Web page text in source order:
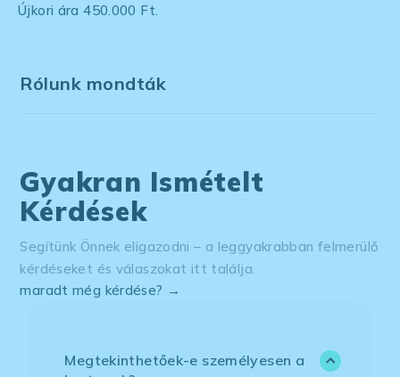
Újkori ára 450.000 Ft.
Rólunk mondták
Gyakran Ismételt
Kérdések
Segítünk Önnek eligazodni – a leggyakrabban felmerülő
kérdéseket és válaszokat itt találja.
maradt még kérdése? →
Megtekinthetőek-e személyesen a